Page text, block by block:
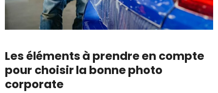
Les éléments à prendre en compte
pour choisir la bonne photo
corporate